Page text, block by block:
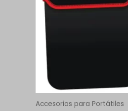
Accesorios para Portátiles